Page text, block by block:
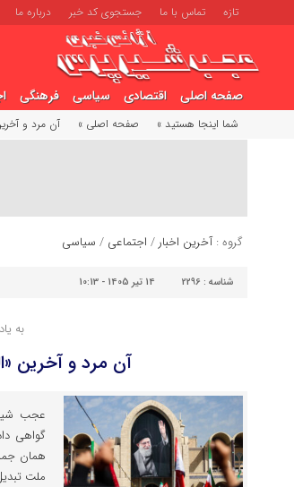
تازه تماس با ما جستجوی کد خبر درباره ما
صفحه اصلی اقتصادی سیاسی فرهنگی
شما اینجا هستید » صفحه اصلی » آن مرد و
گروه :آخرین اخبار / اجتماعی / سیاسی
شناسه : 2296 14 تیر 1405 - 10:13
به
آن مرد و آخرین
عجب
گواهی
همان
ملت